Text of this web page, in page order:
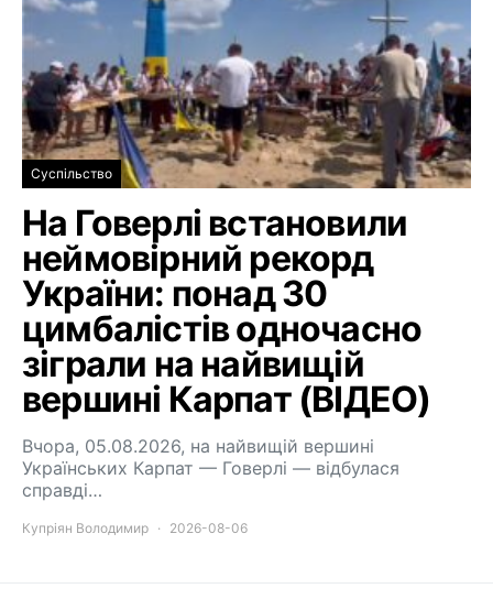
Суспільство
На Говерлі встановили
неймовірний рекорд
України: понад 30
цимбалістів одночасно
зіграли на найвищій
вершині Карпат (ВІДЕО)
Вчора, 05.08.2026, на найвищій вершині
Українських Карпат — Говерлі — відбулася
справді…
Купріян Володимир 2026-08-06